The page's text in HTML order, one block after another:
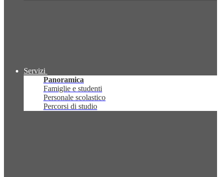
Servizi
Panoramica
Famiglie e studenti
Personale scolastico
Percorsi di studio